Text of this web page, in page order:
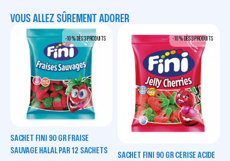
VOUS ALLEZ SÛREMENT ADORER
-10 % DÈS 3 PRODUITS
SACHET FINI 90 GR FRAISE
SAUVAGE HALAL PAR 12 SACHETS
-10 % DÈS 3 PRODUITS
SACHET FINI 90 GR CERISE ACIDE